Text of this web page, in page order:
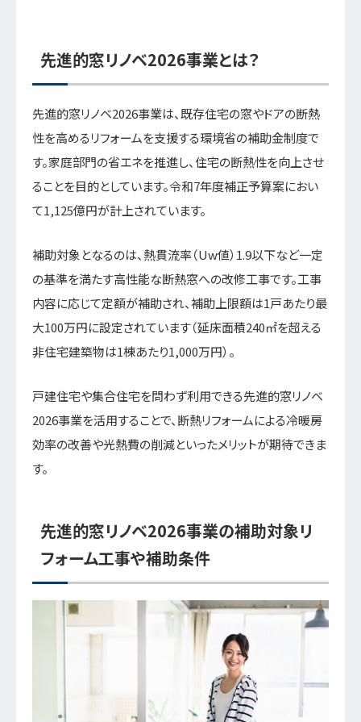
先進的窓リノベ2026事業とは？
先進的窓リノベ2026事業は、既存住宅の窓やドアの断熱
性を高めるリフォームを支援する環境省の補助金制度で
す。家庭部門の省エネを推進し、住宅の断熱性を向上させ
ることを目的としています。令和7年度補正予算案におい
て1,125億円が計上されています。
補助対象となるのは、熱貫流率（Uw値）1.9以下など一定
の基準を満たす高性能な断熱窓への改修工事です。工事
内容に応じて定額が補助され、補助上限額は1戸あたり最
大100万円に設定されています（延床面積240㎡を超える
非住宅建築物は1棟あたり1,000万円）。
戸建住宅や集合住宅を問わず利用できる先進的窓リノベ
2026事業を活用することで、断熱リフォームによる冷暖房
効率の改善や光熱費の削減といったメリットが期待できま
す。
先進的窓リノベ2026事業の補助対象リ
フォーム工事や補助条件